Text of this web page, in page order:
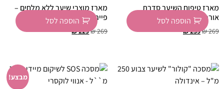
מארז טיפוח השיער סדרת
אורכדיאה – פייר ג׳ולייט
₪269
₪239
הוספה לסל
מארז מוצרי שיער ללא מלחים –
פייר גולייט
₪269
₪229
הוספה לסל
מבצע!